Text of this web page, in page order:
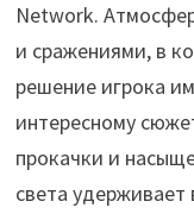
Network.
и сражениями, в
решение игрока
интересному
прокачки и
света